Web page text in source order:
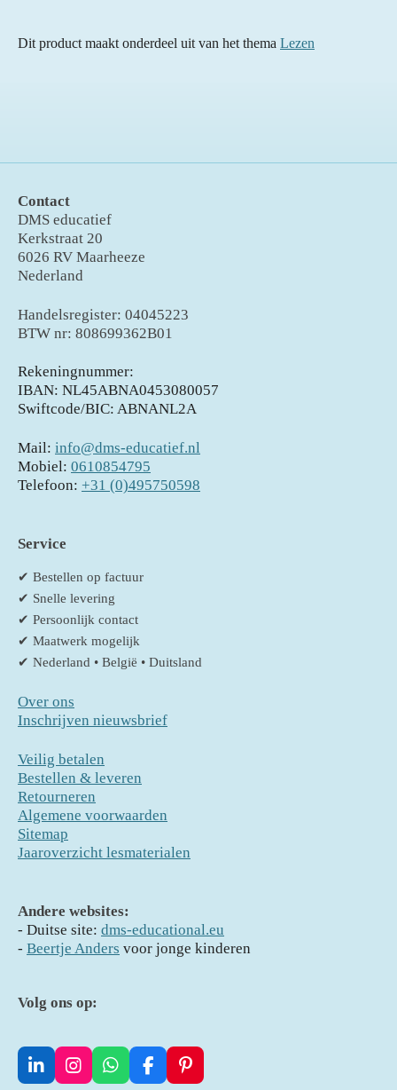
Dit product maakt onderdeel uit van het thema Lezen
Contact
DMS educatief
Kerkstraat 20
6026 RV Maarheeze
Nederland
Handelsregister: 04045223
BTW nr: 808699362B01
Rekeningnummer:
IBAN: NL45ABNA0453080057
Swiftcode/BIC: ABNANL2A
Mail: info@dms-educatief.nl
Mobiel: 0610854795
Telefoon: +31 (0)495750598
Service
✔ Bestellen op factuur
✔ Snelle levering
✔ Persoonlijk contact
✔ Maatwerk mogelijk
✔ Nederland • België • Duitsland
Over ons
Inschrijven nieuwsbrief
Veilig betalen
Bestellen & leveren
Retourneren
Algemene voorwaarden
Sitemap
Jaaroverzicht lesmaterialen
Andere websites:
- Duitse site: dms-educational.eu
- Beertje Anders voor jonge kinderen
Volg ons op:
L
I
W
F
P